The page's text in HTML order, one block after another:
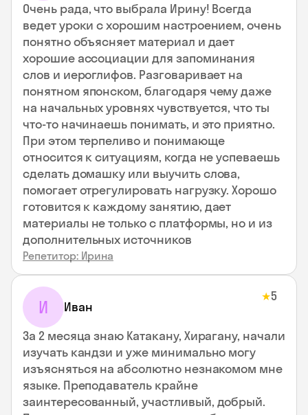
Очень рада, что выбрала Ирину! Всегда
ведет уроки с хорошим настроением, очень
понятно объясняет материал и дает
хорошие ассоциации для запоминания
слов и иероглифов. Разговаривает на
понятном японском, благодаря чему даже
на начальных уровнях чувствуется, что ты
что-то начинаешь понимать, и это приятно.
При этом терпеливо и понимающе
относится к ситуациям, когда не успеваешь
сделать домашку или выучить слова,
помогает отрегулировать нагрузку. Хорошо
готовится к каждому занятию, дает
материалы не только с платформы, но и из
дополнительных источников
Репетитор: Ирина
И Иван
★5
За 2 месяца знаю Катакану, Хирагану, начали
изучать кандзи и уже минимально могу
изъясняться на абсолютно незнакомом мне
языке. Преподаватель крайне
заинтересованный, участливый, добрый.